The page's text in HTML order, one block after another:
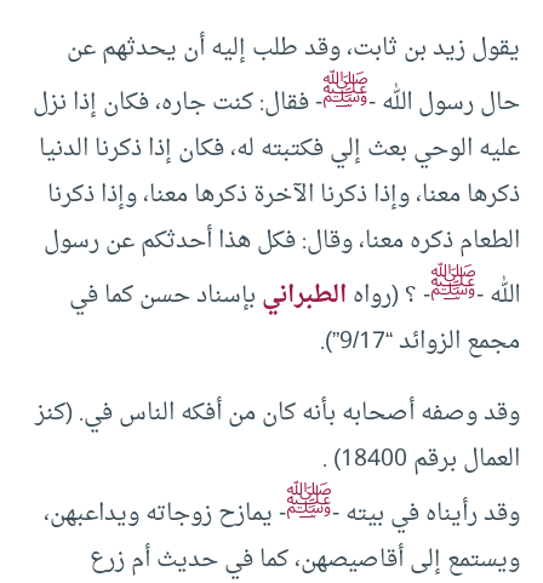
يقول زيد بن ثابت، وقد طلب إليه أن يحدثهم عن
حال رسول الله -ﷺ- فقال: كنت جاره، فكان إذا نزل
عليه الوحي بعث إلي فكتبته له، فكان إذا ذكرنا الدنيا
ذكرها معنا، وإذا ذكرنا الآخرة ذكرها معنا، وإذا ذكرنا
الطعام ذكره معنا، وقال: فكل هذا أحدثكم عن رسول
الله -ﷺ- ؟ (رواهالطبرانيبإسناد حسن كما في
مجمع الزوائد “9/17”).
وقد وصفه أصحابه بأنه كان من أفكه الناس في. (كنز
العمال برقم 18400) .
وقد رأيناه في بيته -ﷺ- يمازح زوجاته ويداعبهن،
ويستمع إلى أقاصيصهن، كما في حديث أم زرع